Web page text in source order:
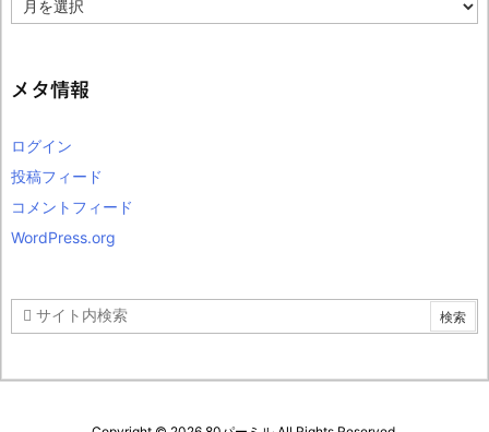
ー
ブ
メタ情報
ログイン
投稿フィード
コメントフィード
WordPress.org